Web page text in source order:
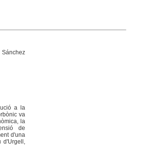
a la
va
la
de
d'una
d'Urgell,